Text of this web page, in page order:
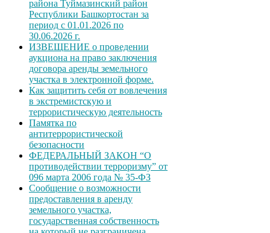
района Туймазинский район
Республики Башкортостан за
период с 01.01.2026 по
30.06.2026 г.
ИЗВЕЩЕНИЕ о проведении
аукциона на право заключения
договора аренды земельного
участка в электронной форме.
Как защитить себя от вовлечения
в экстремистскую и
террористическую деятельность
Памятка по
антитеррористической
безопасности
ФЕДЕРАЛЬНЫЙ ЗАКОН “О
противодействии терроризму” от
096 марта 2006 года № 35-ФЗ
Сообщение о возможности
предоставления в аренду
земельного участка,
государственная собственность